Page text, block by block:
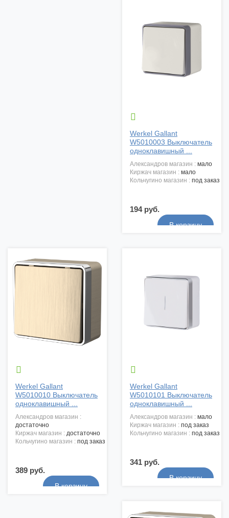

Werkel Gallant
W5010003 Выключатель
одноклавишный ...
александров магазин : мало
киржач магазин : мало
кольчугино магазин : под заказ
194 руб.

Werkel Gallant
W5010010 Выключатель
одноклавишный ...
александров магазин :
достаточно
киржач магазин : достаточно
кольчугино магазин : под заказ
389 руб.

Werkel Gallant
W5010101 Выключатель
одноклавишный ...
александров магазин : мало
киржач магазин : под заказ
кольчугино магазин : под заказ
341 руб.